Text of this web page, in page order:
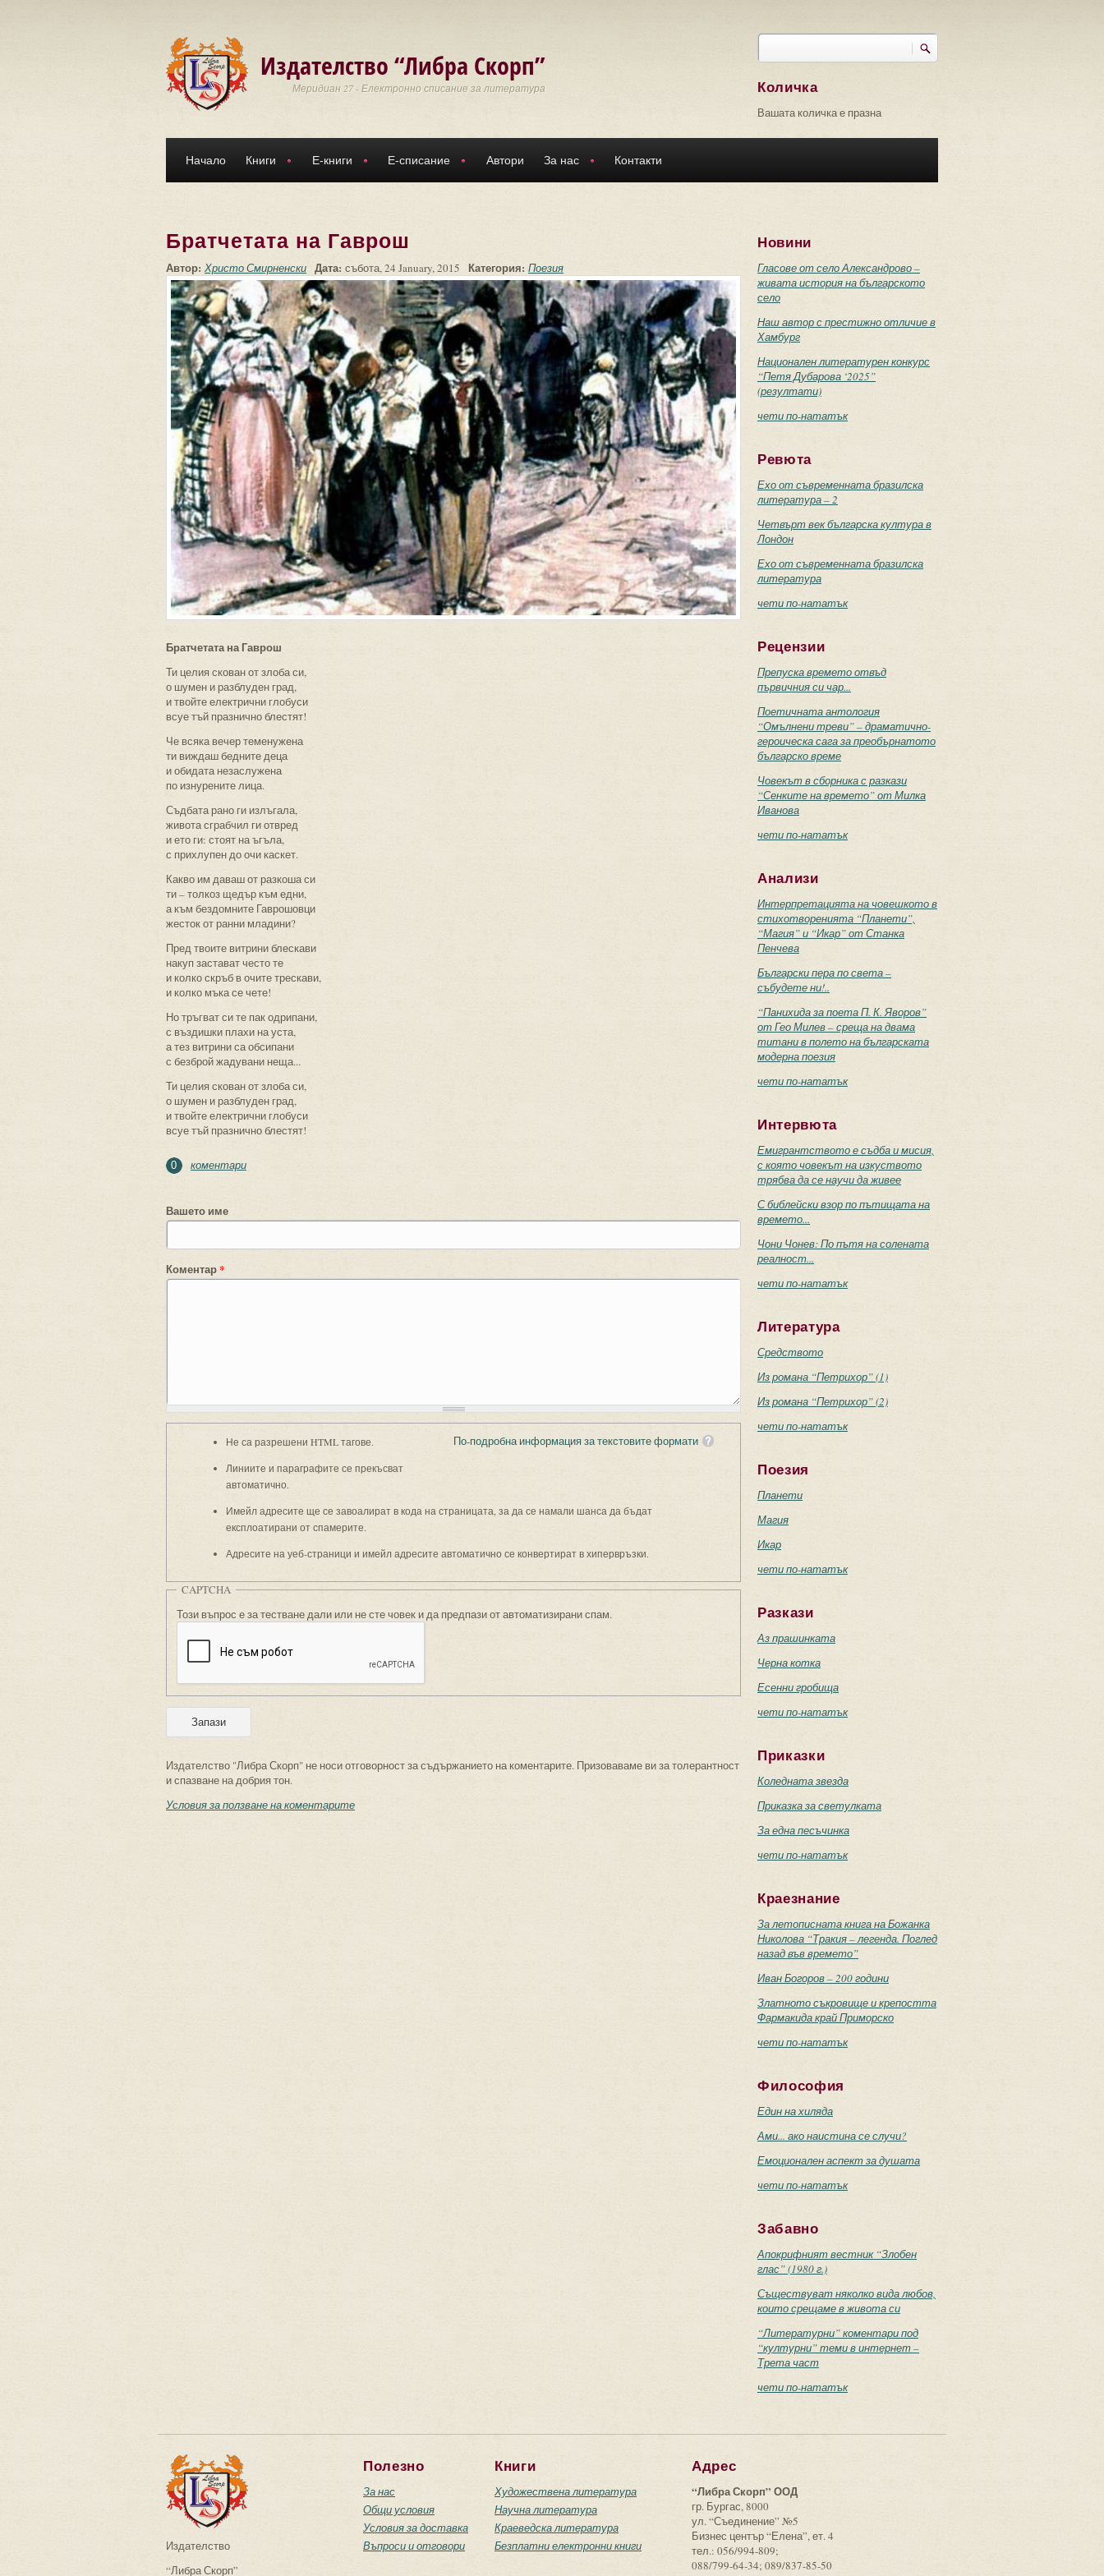
Издателство “Либра Скорп”
Меридиан 27 - Електронно списание за литература
Търси
Количка
Вашата количка е празна
Начало Книги Е-книги Е-списание Автори За нас Контакти
Братчетата на Гаврош
Автор: Христо Смирненски Дата: събота, 24 January, 2015 Категория: Поезия
Братчетата на Гаврош
Ти целия скован от злоба си,
о шумен и разблуден град,
и твойте електрични глобуси
всуе тъй празнично блестят!
Че всяка вечер теменужена
ти виждаш бедните деца
и обидата незаслужена
по изнурените лица.
Съдбата рано ги излъгала,
живота сграбчил ги отвред
и ето ги: стоят на ъгъла,
с прихлупен до очи каскет.
Какво им даваш от разкоша си
ти – толкоз щедър към едни,
а към бездомните Гаврошовци
жесток от ранни младини?
Пред твоите витрини блескави
накуп застават често те
и колко скръб в очите трескави,
и колко мъка се чете!
Но тръгват си те пак одрипани,
с въздишки плахи на уста,
а тез витрини са обсипани
с безброй жадувани неща...
Ти целия скован от злоба си,
о шумен и разблуден град,
и твойте електрични глобуси
всуе тъй празнично блестят!
0 коментари
Вашето име
Коментар*
По-подробна информация за текстовите формати
Не са разрешени HTML тагове.
Линиите и параграфите се прекъсват
автоматично.
Имейл адресите ще се завоалират в кода на страницата, за да се намали шанса да бъдат
експлоатирани от спамерите.
Адресите на уеб-страници и имейл адресите автоматично се конвертират в хипервръзки.
CAPTCHA
Този въпрос е за тестване дали или не сте човек и да предпази от автоматизирани спам.
Издателство "Либра Скорп" не носи отговорност за съдържанието на коментарите. Призоваваме ви за толерантност
и спазване на добрия тон.
Условия за ползване на коментарите
Новини
Гласове от село Александрово –
живата история на българското
село
Наш автор с престижно отличие в
Хамбург
Национален литературен конкурс
“Петя Дубарова ‘2025”
(резултати)
чети по-нататък
Ревюта
Ехо от съвременната бразилска
литература – 2
Четвърт век българска култура в
Лондон
Ехо от съвременната бразилска
литература
чети по-нататък
Рецензии
Препуска времето отвъд
първичния си чар...
Поетичната антология
“Омълнени треви” – драматично-
героическа сага за преобърнатото
българско време
Човекът в сборника с разкази
“Сенките на времето” от Милка
Иванова
чети по-нататък
Анализи
Интерпретацията на човешкото в
стихотворенията “Планети”,
“Магия” и “Икар” от Станка
Пенчева
Български пера по света –
събудете ни!..
“Панихида за поета П. К. Яворов”
от Гео Милев – среща на двама
титани в полето на българската
модерна поезия
чети по-нататък
Интервюта
Емигрантството е съдба и мисия,
с която човекът на изкуството
трябва да се научи да живее
С библейски взор по пътищата на
времето...
Чони Чонев: По пътя на солената
реалност...
чети по-нататък
Литература
Средството
Из романа “Петрихор” (1)
Из романа “Петрихор” (2)
чети по-нататък
Поезия
Планети
Магия
Икар
чети по-нататък
Разкази
Аз прашинката
Черна котка
Есенни гробища
чети по-нататък
Приказки
Коледната звезда
Приказка за светулката
За една песъчинка
чети по-нататък
Краезнание
За летописната книга на Божанка
Николова “Тракия – легенда. Поглед
назад във времето”
Иван Богоров – 200 години
Златното съкровище и крепостта
Фармакида край Приморско
чети по-нататък
Философия
Един на хиляда
Ами... ако наистина се случи?
Емоционален аспект за душата
чети по-нататък
Забавно
Апокрифният вестник “Злобен
глас” (1980 г.)
Съществуват няколко вида любов,
които срещаме в живота си
“Литературни” коментари под
“културни” теми в интернет –
Трета част
чети по-нататък
Издателство
“Либра Скорп”
Полезно
За нас
Общи условия
Условия за доставка
Въпроси и отговори
Книги
Художествена литература
Научна литература
Краеведска литература
Безплатни електронни книги
Адрес
“Либра Скорп” ООД
гр. Бургас, 8000
ул. “Съединение” №5
Бизнес център “Елена”, ет. 4
тел.: 056/994-809;
088/799-64-34; 089/837-85-50